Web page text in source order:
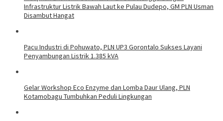
Infrastruktur Listrik Bawah Laut ke Pulau Dudepo, GM PLN Usman
Disambut Hangat
Pacu Industri di Pohuwato, PLN UP3 Gorontalo Sukses Layani
Penyambungan Listrik 1.385 kVA
Gelar Workshop Eco Enzyme dan Lomba Daur Ulang, PLN
Kotamobagu Tumbuhkan Peduli Lingkungan